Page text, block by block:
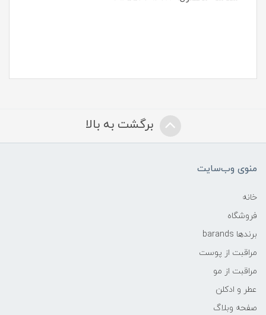
برگشت به بالا
منوی وب‌سایت
خانه
فروشگاه
برندها barands
مراقبت از پوست
مراقبت از مو
عطر و ادکلن
صفحه وبلاگ